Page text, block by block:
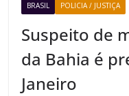
BRASIL POLICIA / JUSTIÇA
Suspeito de
da Bahia é
Janeiro